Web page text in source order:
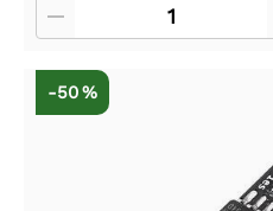
-50 %